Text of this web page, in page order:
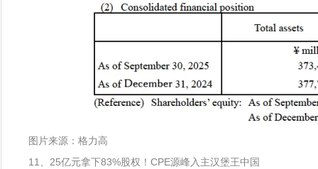
图片来源：格力高
11、25亿元拿下83%股权！CPE源峰入主汉堡王中国